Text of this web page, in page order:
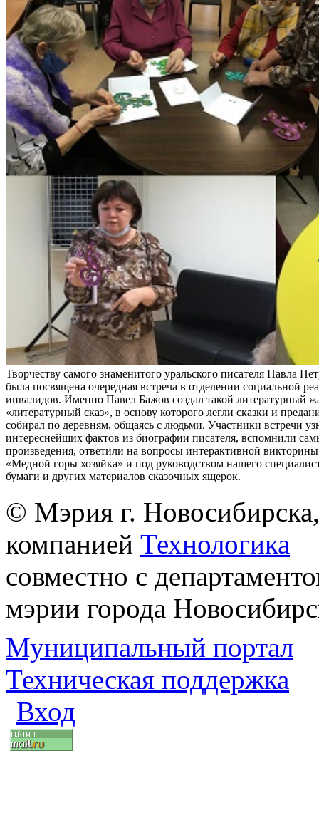
Творчеству самого знаменитого уральского писателя Павла
была посвящена очередная встреча в отделении социальной
инвалидов. Именно Павел Бажов создал такой литературный
«литературный сказ», в основу которого легли сказки и
собирал по деревням, общаясь с людьми. Участники встречи
интереснейших фактов из биографии писателя, вспомнили
произведения, ответили на вопросы интерактивной викторины
«Медной горы хозяйка» и под руководством нашего
бумаги и других материалов сказочных ящерок.
© Мэрия г.
компанией Технологика
совместно с
мэрии города
Муниципальный портал
Техническая поддержка
Вход